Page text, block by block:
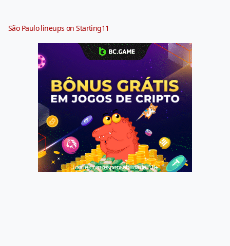
São Paulo lineups on Starting11
Jogue com responsabilidade. 18+